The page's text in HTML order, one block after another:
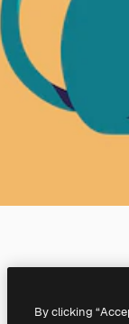
By clicking